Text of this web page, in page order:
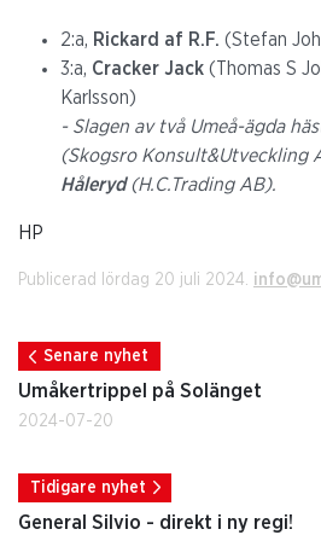
2:a, Rickard af R.F. (Stefan
3:a, Cracker Jack (Thomas S
Karlsson)
- Slagen av två Umeå-ägda
(Skogsro Konsult&Utveckling
Håleryd(H.C.Trading AB).
HP
Publicerad lördag 20 juli 2024.
Senare nyhet
Umåkertrippel på Solänget
2024-07-20
Tidigare nyhet
General Silvio - direkt i ny regi!